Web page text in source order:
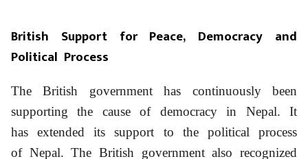
British Support for Peace, Democracy and
Political Process
The British government has continuously been
supporting the cause of democracy in Nepal. It
has extended its support to the political process
of Nepal. The British government also recognized